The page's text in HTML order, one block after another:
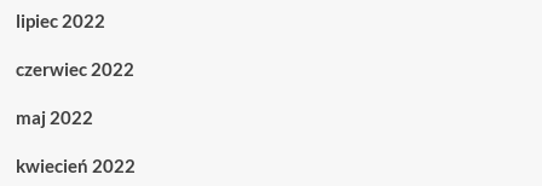
lipiec 2022
czerwiec 2022
maj 2022
kwiecień 2022